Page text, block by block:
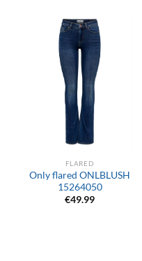
FLARED
Only flared ONLBLUSH
15264050
€49.99